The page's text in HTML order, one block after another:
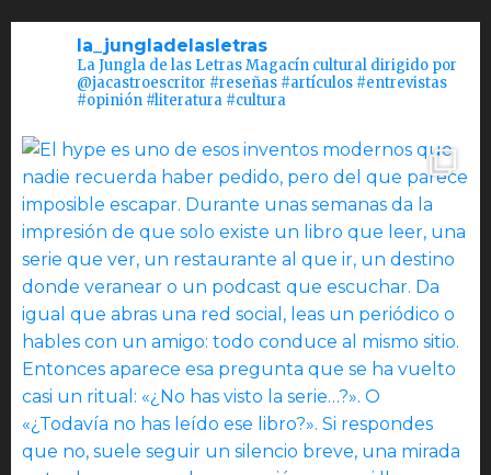
la_jungladelasletras
La Jungla de las Letras Magacín cultural dirigido por
@jacastroescritor #reseñas #artículos #entrevistas
#opinión #literatura #cultura